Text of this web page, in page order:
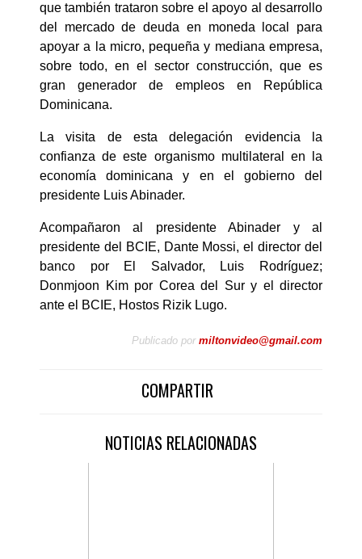
que también trataron sobre el apoyo al desarrollo
del mercado de deuda en moneda local para
apoyar a la micro, pequeña y mediana empresa,
sobre todo, en el sector construcción, que es
gran generador de empleos en República
Dominicana.
La visita de esta delegación evidencia la
confianza de este organismo multilateral en la
economía dominicana y en el gobierno del
presidente Luis Abinader.
Acompañaron al presidente Abinader y al
presidente del BCIE, Dante Mossi, el director del
banco por El Salvador, Luis Rodríguez;
Donmjoon Kim por Corea del Sur y el director
ante el BCIE, Hostos Rizik Lugo.
Publicado por miltonvideo@gmail.com
COMPARTIR
NOTICIAS RELACIONADAS